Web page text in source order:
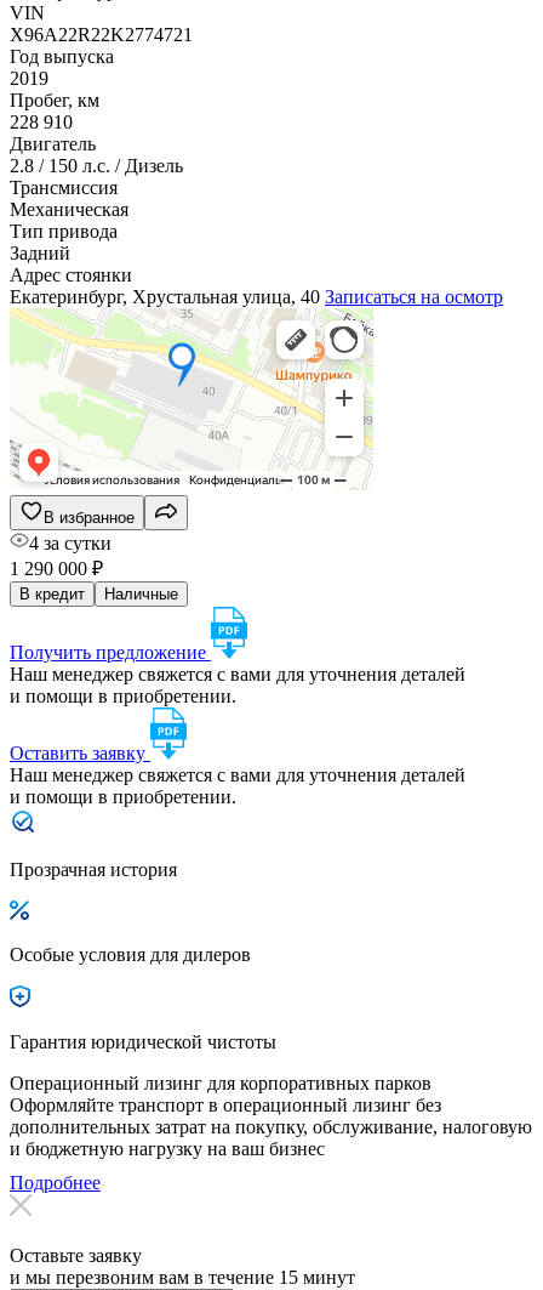
VIN
X96A22R22K2774721
Год выпуска
2019
Пробег, км
228 910
Двигатель
2.8 / 150 л.с. / Дизель
Трансмиссия
Механическая
Тип привода
Задний
Адрес стоянки
Екатеринбург, Хрустальная улица, 40 Записаться на осмотр
В избранное
4 за сутки
1 290 000 ₽
В кредит Наличные
Получить предложение
Наш менеджер свяжется с вами для уточнения деталей
и помощи в приобретении.
Оставить заявку
Наш менеджер свяжется с вами для уточнения деталей
и помощи в приобретении.
Прозрачная история
Особые условия для дилеров
Гарантия юридической чистоты
Операционный лизинг для корпоративных парков
Оформляйте транспорт в операционный лизинг без
дополнительных затрат на покупку, обслуживание, налоговую
и бюджетную нагрузку на ваш бизнес
Подробнее
Оставьте заявку
и мы перезвоним вам в течение 15 минут